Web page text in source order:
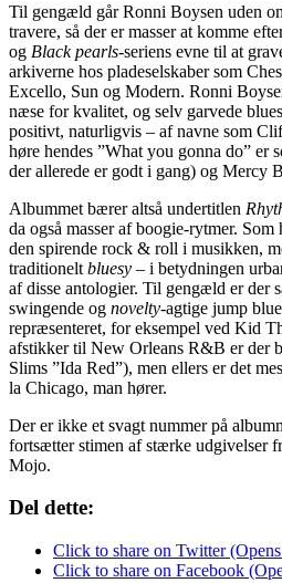
Til gengæld går Ronni Boysen uden
travere, så der er masser at komme
og Black pearls-seriens evne til at
arkiverne hos pladeselskaber som
Excello, Sun og Modern. Ronni
næse for kvalitet, og selv garvede
positivt, naturligvis – af navne som
høre hendes ”What you gonna do” er
der allerede er godt i gang) og Mercy
Albummet bærer altså undertitlen
da også masser af boogie-rytmer.
den spirende rock & roll i musikken,
traditionelt bluesy – i betydningen
af disse antologier. Til gengæld er der
swingende og novelty-agtige jump
repræsenteret, for eksempel ved Kid
afstikker til New Orleans R&B er der
Slims ”Ida Red”), men ellers er det
la Chicago, man hører.
Der er ikke et svagt nummer på
fortsætter stimen af stærke udgivelser
Mojo.
Del dette:
Click to share on Twitter
Click to share on Facebook